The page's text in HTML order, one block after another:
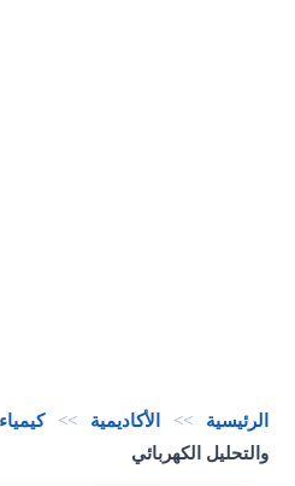
الرئيسية >> الأكاديمية >> كيمياء
والتحليل الكهربائي